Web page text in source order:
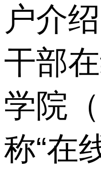
户介
干部
学院
称“在